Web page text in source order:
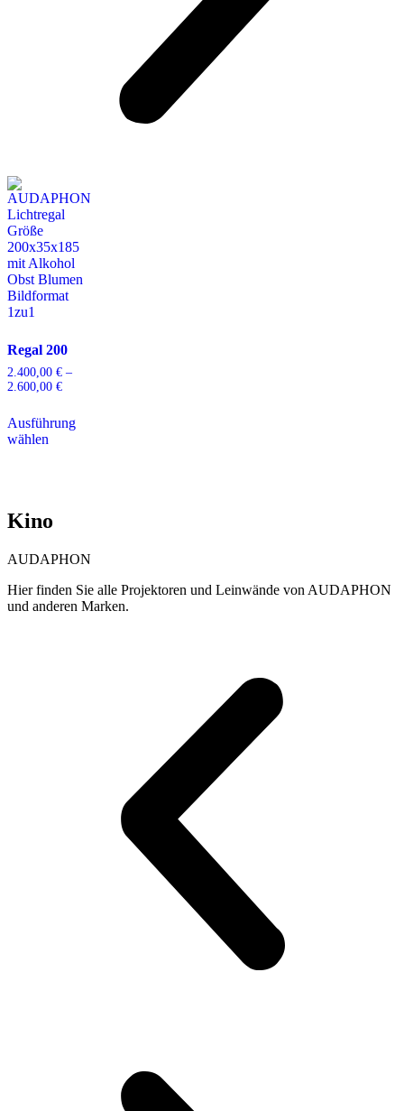
Regal 200
2.400,00 € –
2.600,00 €
2.600,00 €
Ausführung
wählen
Produktseite
gewählt
Kino
AUDAPHON
Hier finden Sie alle Projektoren und Leinwände von AUDAPHON
und anderen Marken.